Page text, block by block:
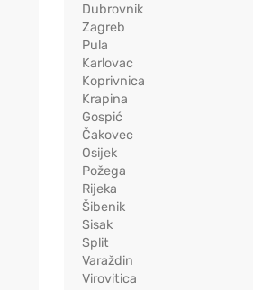
Dubrovnik
Zagreb
Pula
Karlovac
Koprivnica
Krapina
Gospić
Čakovec
Osijek
Požega
Rijeka
Šibenik
Sisak
Split
Varaždin
Virovitica